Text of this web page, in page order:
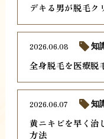
デキる男が脱毛ク
全身脱毛を医療脱
2026.06.08 知
黄ニキビを早く治
方法
2026.06.07 知